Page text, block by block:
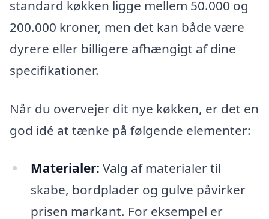
standard køkken ligge mellem 50.000 og
200.000 kroner, men det kan både være
dyrere eller billigere afhængigt af dine
specifikationer.
Når du overvejer dit nye køkken, er det en
god idé at tænke på følgende elementer:
Materialer: Valg af materialer til
skabe, bordplader og gulve påvirker
prisen markant. For eksempel er